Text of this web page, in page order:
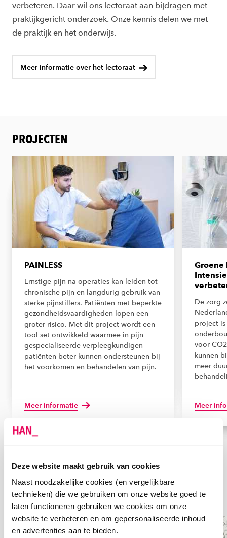
Deze website maakt gebruik van cookies
Naast noodzakelijke cookies (en vergelijkbare
technieken) die we gebruiken om onze website goed te
laten functioneren gebruiken we cookies om onze
website te verbeteren en om gepersonaliseerde inhoud
en advertenties aan te bieden.
verbeteren. Daar wil ons lectoraat aan bijdragen met
praktijkgericht onderzoek. Onze kennis delen we met
de praktijk en het onderwijs.
Meer informatie over het lectoraat
PROJECTEN
PAINLESS
Ernstige pijn na operaties kan leiden tot
chronische pijn en langdurig gebruik van
sterke pijnstillers. Patiënten met beperkte
gezondheidsvaardigheden lopen een
groter risico. Met dit project wordt een
tool set ontwikkeld waarmee in pijn
gespecialiseerde verpleegkundigen
patiënten beter kunnen ondersteunen bij
het voorkomen en behandelen van pijn.
Meer informatie
Groene
De zorg
project
voor
kunnen
meer
Meer
NIEUWS